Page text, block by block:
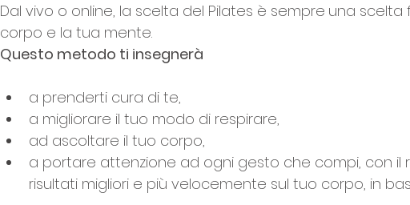
Dal vivo o online, la scelta del Pilates è sempre una scelta
corpo e la tua mente.
Questo metodo ti insegnerà
a prenderti cura di te,
a migliorare il tuo modo di respirare,
ad ascoltare il tuo corpo,
a portare attenzione ad ogni gesto che compi, con il
risultati migliori e più velocemente sul tuo corpo, in